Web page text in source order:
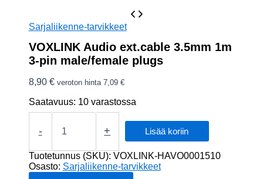
Sarjaliikenne-tarvikkeet
VOXLINK Audio ext.cable 3.5mm 1m
3-pin male/female plugs
8,90 € veroton hinta 7,09 €
Saatavuus: 10 varastossa
-
VOXLINK
3.5mm
1m
3-
+ Lisää koriin
Tuotetunnus (SKU): VOXLINK-HAVO0001510
Osasto: Sarjaliikenne-tarvikkeet